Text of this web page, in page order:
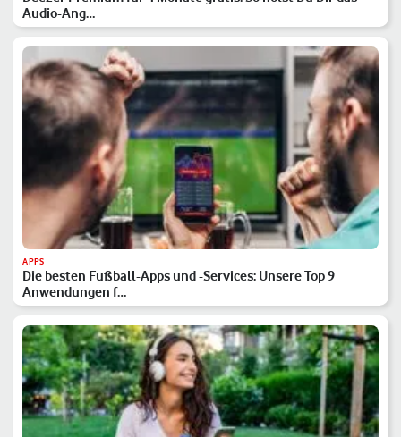
Audio-Ang…
APPS
Die besten Fußball-Apps und -Services: Unsere Top 9
Anwendungen f…